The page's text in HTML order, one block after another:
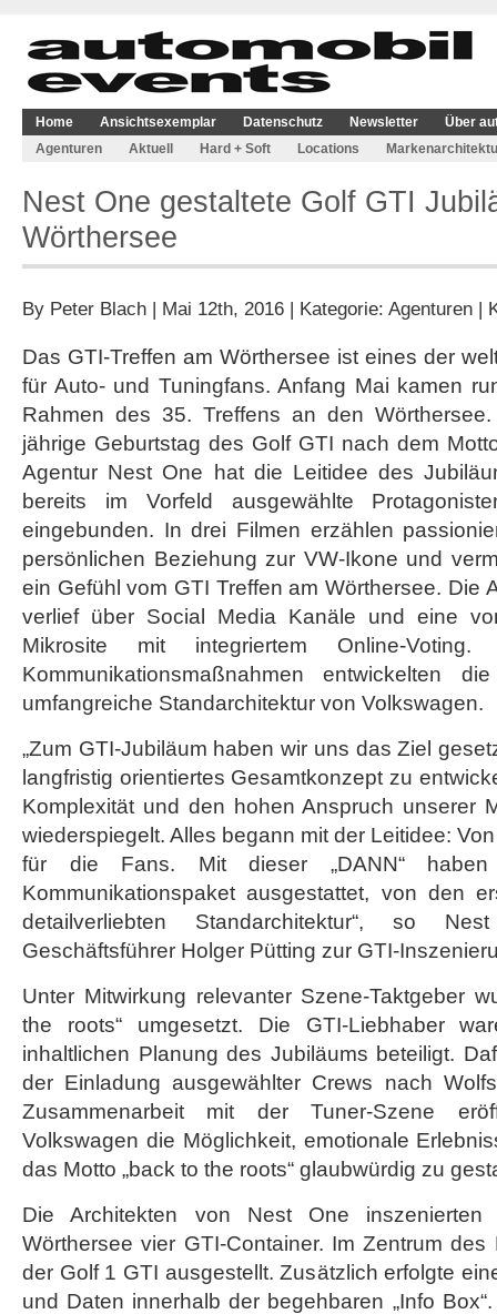
Home Ansichtsexemplar Datenschutz Newsletter
Über
Agenturen
Aktuell Hard + Soft Locations
Nest One gestaltete Golf GTI
Wörthersee
By Peter Blach | Mai 12th, 2016 | Kategorie: Agenturen |
Das GTI-Treffen am Wörthersee ist eines der
für Auto- und Tuningfans. Anfang Mai kamen
Rahmen des 35. Treffens an den
jährige Geburtstag des Golf GTI nach dem
Agentur Nest One hat die Leitidee des
bereits im Vorfeld ausgewählte
eingebunden. In drei Filmen erzählen
persönlichen Beziehung zur VW-Ikone und
ein Gefühl vom GTI Treffen am Wörthersee. Die
verlief über Social Media Kanäle und eine
Mikrosite mit integriertem Online-
Kommunikationsmaßnahmen entwickelten
umfangreiche Standarchitektur von Volkswagen.
„Zum GTI-Jubiläum haben wir uns das Ziel
langfristig orientiertes Gesamtkonzept zu
Komplexität und den hohen Anspruch unserer
wiederspiegelt. Alles begann mit der Leitidee:
für die Fans. Mit dieser „DANN“
Kommunikationspaket ausgestattet, von den
detailverliebten Standarchitektur“, so
Geschäftsführer Holger Pütting zur GTI-
Unter Mitwirkung relevanter Szene-Taktgeber
the roots“ umgesetzt. Die GTI-Liebhaber
inhaltlichen Planung des Jubiläums beteiligt.
der Einladung ausgewählter Crews nach
Zusammenarbeit mit der Tuner-Szene
Volkswagen die Möglichkeit, emotionale
das Motto „back to the roots“ glaubwürdig zu
Die Architekten von Nest One inszenierten
Wörthersee vier GTI-Container. Im Zentrum des
der Golf 1 GTI ausgestellt. Zusätzlich erfolgte
und Daten innerhalb der begehbaren „Info